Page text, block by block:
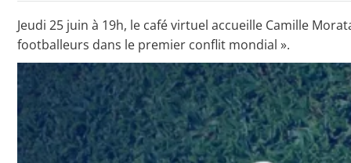
Toutes les actualités
Les rendez-vous de l’APHG
Concours de recrutement
Concours scolaires
Conférences, tables rondes
Jeudi 25 juin à 19h, le café virtuel accueille Camille
footballeurs dans le premier conflit mondial ».